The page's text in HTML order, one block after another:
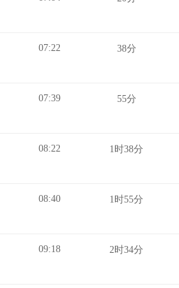
07:22 38分
07:39 55分
08:22 1时38分
08:40 1时55分
09:18 2时34分